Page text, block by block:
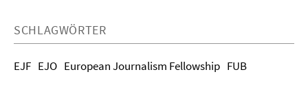
SCHLAGWÖRTER
EJF EJO European Journalism Fellowship FUB